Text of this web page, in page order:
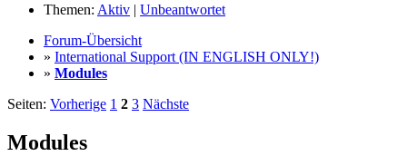
Themen: Aktiv | Unbeantwortet
Forum-Übersicht
» International Support (IN ENGLISH ONLY!)
» Modules
Seiten: Vorherige 1 2 3 Nächste
Modules